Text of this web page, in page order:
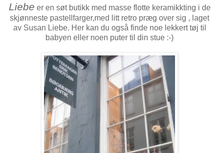
Liebe er en søt butikk med masse flotte keramikkting i de
skjønneste pastellfarger,med litt retro præg over sig , laget
av Susan Liebe. Her kan du også finde noe lekkert tøj til
babyen eller noen puter til din stue :-)